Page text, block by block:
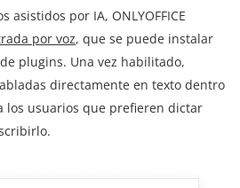
asistidos por IA, ONLYOFFICE
por voz, que se puede instalar
plugins. Una vez habilitado,
directamente en texto dentro
los usuarios que prefieren dictar